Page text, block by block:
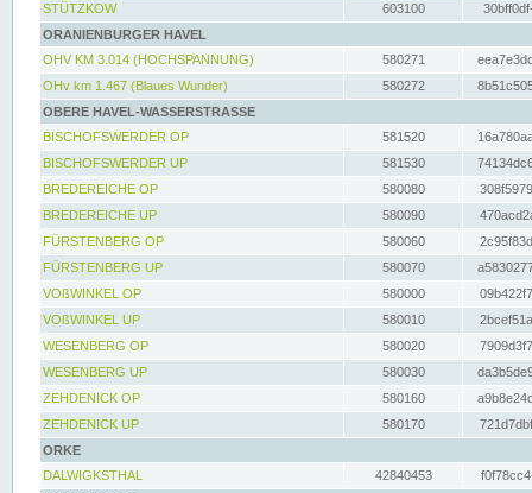
STÜTZKOW
603100
ORANIENBURGER HAVEL
OHV KM 3.014 (HOCHSPANNUNG)
580271
OHv km 1.467 (Blaues Wunder)
580272
OBERE HAVEL-WASSERSTRASSE
BISCHOFSWERDER OP
581520
BISCHOFSWERDER UP
581530
BREDEREICHE OP
580080
BREDEREICHE UP
580090
FÜRSTENBERG OP
580060
FÜRSTENBERG UP
580070
VOßWINKEL OP
580000
VOßWINKEL UP
580010
WESENBERG OP
580020
WESENBERG UP
580030
ZEHDENICK OP
580160
ZEHDENICK UP
580170
ORKE
DALWIGKSTHAL
42840453